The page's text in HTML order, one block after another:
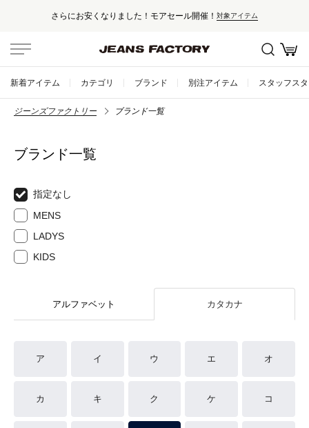
さらにお安くなりました！モアセール開催！ 対象アイテム
新着アイテム カテゴリ ブランド 別注アイテム スタッフス
ジーンズファクトリー ブランド一覧
ブランド一覧
指定なし
MENS
LADYS
KIDS
アルファベット カタカナ
ア イ ウ エ オ
カ キ ク ケ コ